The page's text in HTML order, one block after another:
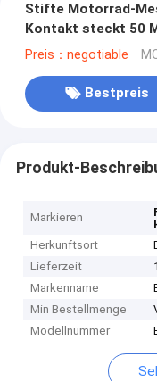
Stifte Motorrad-
Kontakt steckt 50
Preis：negotiable
Bestpreis
Produkt-
Markieren
Herkunftsort
Lieferzeit
Markenname
Min Bestellmenge
Modellnummer